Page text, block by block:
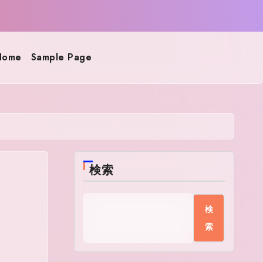
Sample Page
検索
検
索